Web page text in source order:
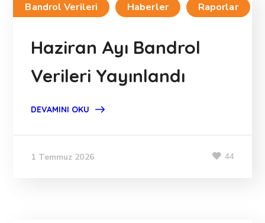
Bandrol Verileri Haberler Raporlar
Haziran Ayı Bandrol
Verileri Yayınlandı
DEVAMINI OKU
1 Temmuz 2026 44